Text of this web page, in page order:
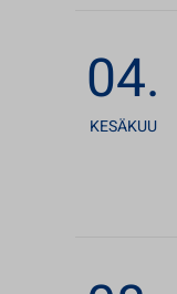
04.
KESÄKUU